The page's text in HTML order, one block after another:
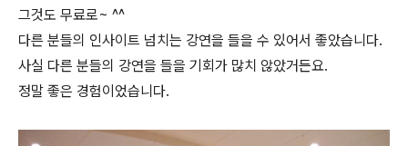
그것도 무료로~ ^^
다른 분들의 인사이트 넘치는 강연을 들을 수 있어서 좋았습니다.
사실 다른 분들의 강연을 들을 기회가 많치 않았거든요.
정말 좋은 경험이었습니다.